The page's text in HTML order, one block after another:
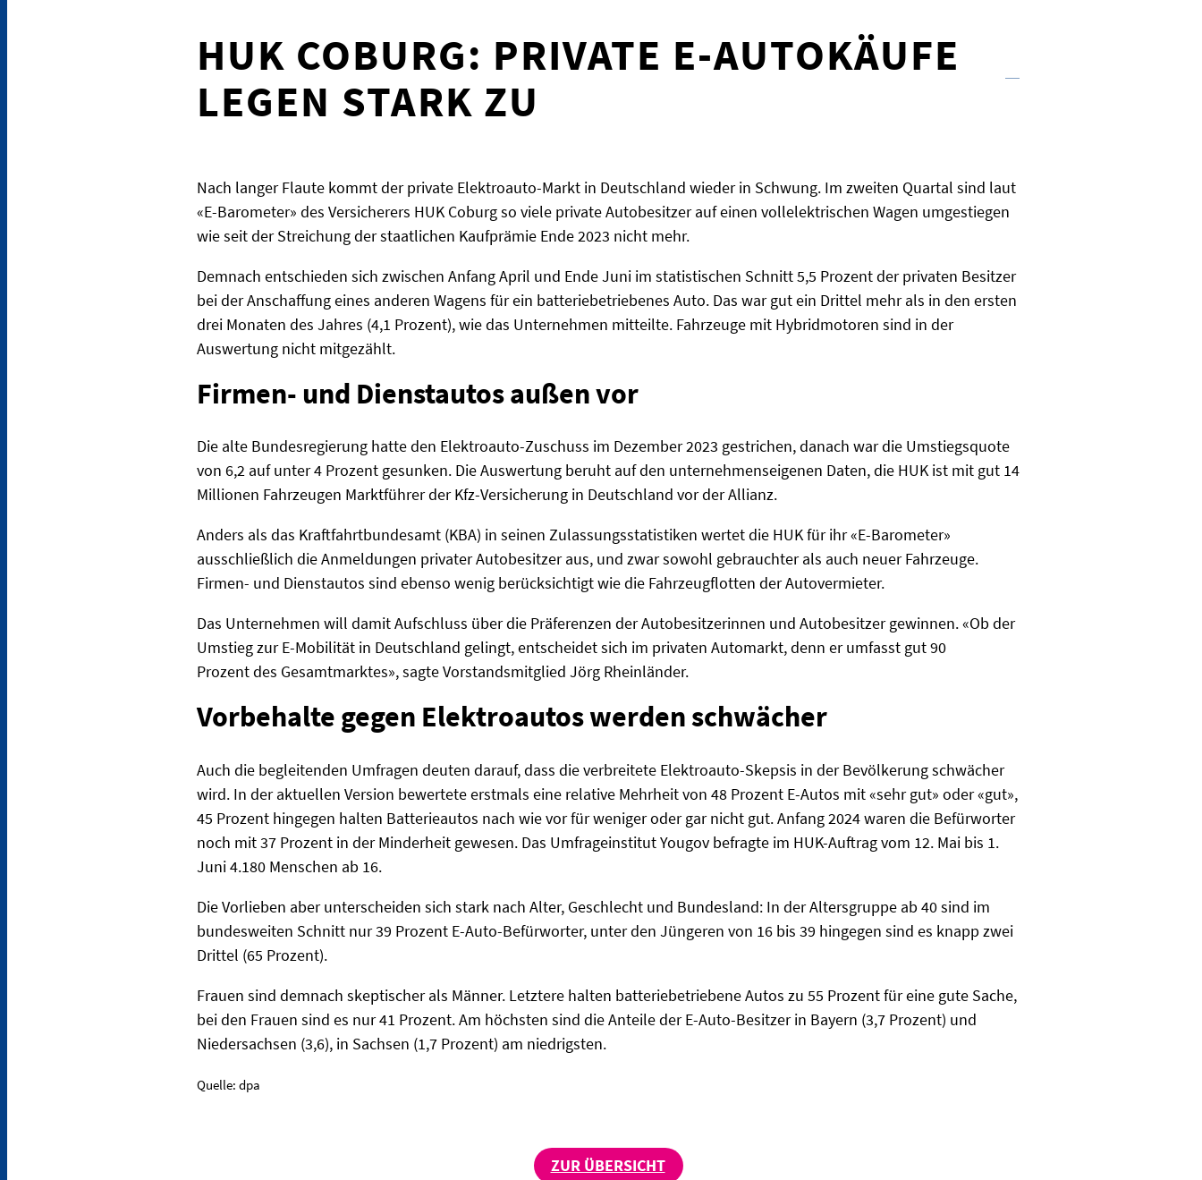
HUK COBURG: PRIVATE E-AUTOKÄUFE
LEGEN STARK ZU
Nach langer Flaute kommt der private Elektroauto-Markt in Deutschland wieder in Schwung. Im zweiten Quartal sind laut
«E-Barometer» des Versicherers HUK Coburg so viele private Autobesitzer auf einen vollelektrischen Wagen umgestiegen
wie seit der Streichung der staatlichen Kaufprämie Ende 2023 nicht mehr.
Demnach entschieden sich zwischen Anfang April und Ende Juni im statistischen Schnitt 5,5 Prozent der privaten Besitzer
bei der Anschaffung eines anderen Wagens für ein batteriebetriebenes Auto. Das war gut ein Drittel mehr als in den ersten
drei Monaten des Jahres (4,1 Prozent), wie das Unternehmen mitteilte. Fahrzeuge mit Hybridmotoren sind in der
Auswertung nicht mitgezählt.
Firmen- und Dienstautos außen vor
Die alte Bundesregierung hatte den Elektroauto-Zuschuss im Dezember 2023 gestrichen, danach war die Umstiegsquote
von 6,2 auf unter 4 Prozent gesunken. Die Auswertung beruht auf den unternehmenseigenen Daten, die HUK ist mit gut 14
Millionen Fahrzeugen Marktführer der Kfz-Versicherung in Deutschland vor der Allianz.
Anders als das Kraftfahrtbundesamt (KBA) in seinen Zulassungsstatistiken wertet die HUK für ihr «E-Barometer»
ausschließlich die Anmeldungen privater Autobesitzer aus, und zwar sowohl gebrauchter als auch neuer Fahrzeuge.
Firmen- und Dienstautos sind ebenso wenig berücksichtigt wie die Fahrzeugflotten der Autovermieter.
Das Unternehmen will damit Aufschluss über die Präferenzen der Autobesitzerinnen und Autobesitzer gewinnen. «Ob der
Umstieg zur E-Mobilität in Deutschland gelingt, entscheidet sich im privaten Automarkt, denn er umfasst gut 90
Prozent des Gesamtmarktes», sagte Vorstandsmitglied Jörg Rheinländer.
Vorbehalte gegen Elektroautos werden schwächer
Auch die begleitenden Umfragen deuten darauf, dass die verbreitete Elektroauto-Skepsis in der Bevölkerung schwächer
wird. In der aktuellen Version bewertete erstmals eine relative Mehrheit von 48 Prozent E-Autos mit «sehr gut» oder «gut»,
45 Prozent hingegen halten Batterieautos nach wie vor für weniger oder gar nicht gut. Anfang 2024 waren die Befürworter
noch mit 37 Prozent in der Minderheit gewesen. Das Umfrageinstitut Yougov befragte im HUK-Auftrag vom 12. Mai bis 1.
Juni 4.180 Menschen ab 16.
Die Vorlieben aber unterscheiden sich stark nach Alter, Geschlecht und Bundesland: In der Altersgruppe ab 40 sind im
bundesweiten Schnitt nur 39 Prozent E-Auto-Befürworter, unter den Jüngeren von 16 bis 39 hingegen sind es knapp zwei
Drittel (65 Prozent).
Frauen sind demnach skeptischer als Männer. Letztere halten batteriebetriebene Autos zu 55 Prozent für eine gute Sache,
bei den Frauen sind es nur 41 Prozent. Am höchsten sind die Anteile der E-Auto-Besitzer in Bayern (3,7 Prozent) und
Niedersachsen (3,6), in Sachsen (1,7 Prozent) am niedrigsten.
Quelle: dpa
ZUR ÜBERSICHT